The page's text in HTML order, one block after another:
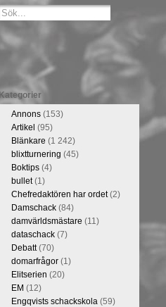
Kategorier
Annons(153)
Artikel (95)
Blänkare (1 242)
blixtturnering (45)
Boktips(4)
bullet(1)
Chefredaktören har ordet(2)
Damschack(84)
damvärldsmästare (11)
dataschack(7)
Debatt(70)
domarfrågor(1)
Elitserien (20)
EM (12)
Engqvists schackskola(59)